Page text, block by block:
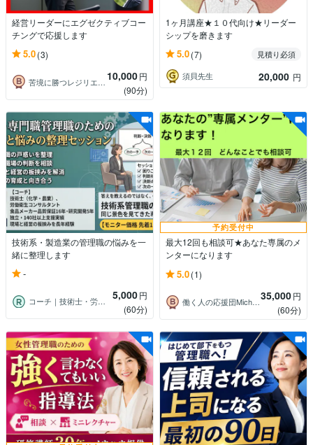
経営リーダーにエグゼクティブコー
チングで応援します
5.0(3)
苦境に勝つレジリエンス活性コーチ きむら 10,000円
(90分)
1ヶ月講座★１０代向け★リーダー
シップを磨きます
5.0(7)
見積り必須
須貝先生
20,000 円
技術系・製造業の管理職の悩みを一
緒に整理します
-
コーチ｜技術士・労働衛生コンサルタント 5,000円
(60分)
予約受付中
最大12回も相談可★あなた専属のメ
ンターになります
5.0(1)
働く人の応援団Michiko：みちこさん35,000円
(60分)